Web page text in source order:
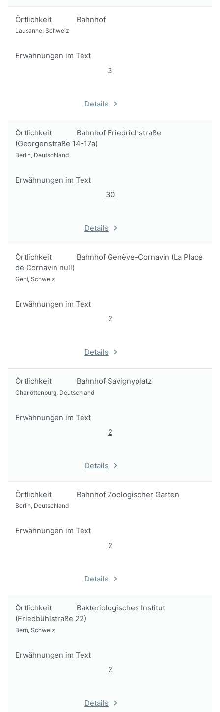
Örtlichkeit Bahnhof
Lausanne, Schweiz
Erwähnungen im Text
3
Details
Örtlichkeit
Bahnhof Friedrichstraße
(Georgenstraße 14-17a)
Berlin, Deutschland
Erwähnungen im Text
30
Details
Örtlichkeit
Bahnhof Genève-Cornavin (La Place
de Cornavin null)
Genf, Schweiz
Erwähnungen im Text
2
Details
Örtlichkeit Bahnhof Savignyplatz
Charlottenburg, Deutschland
Erwähnungen im Text
2
Details
Örtlichkeit Bahnhof Zoologischer Garten
Berlin, Deutschland
Erwähnungen im Text
2
Details
Örtlichkeit
Bakteriologisches Institut
(Friedbühlstraße 22)
Bern, Schweiz
Erwähnungen im Text
2
Details